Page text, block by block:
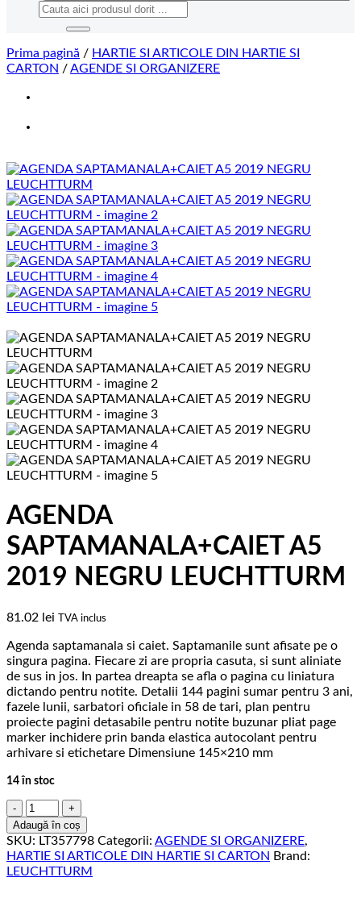
Caută
Prima pagină / HARTIE SI ARTICOLE DIN HARTIE SI
CARTON /AGENDE SI ORGANIZERE
AGENDA
SAPTAMANALA+CAIET A5
2019 NEGRU LEUCHTTURM
81.02 lei TVA inclus
Agenda saptamanala si caiet. Saptamanile sunt afisate pe o
singura pagina. Fiecare zi are propria casuta, si sunt aliniate
de sus in jos. In partea dreapta se afla o pagina cu liniatura
dictando pentru notite. Detalii 144 pagini sumar pentru 3 ani,
fazele lunii, sarbatori oficiale in 58 de tari, plan pentru
proiecte pagini detasabile pentru notite buzunar pliat page
marker inchidere prin banda elastica autocolant pentru
arhivare si etichetare Dimensiune 145×210 mm
14 în stoc
Cantitate
AGENDA
SAPTAMANALA+CAIET
A5
2019
Adaugă în coș
SKU: LT357798 Categorii: AGENDE SI ORGANIZERE,
HARTIE SI ARTICOLE DIN HARTIE SI CARTON Brand:
LEUCHTTURM